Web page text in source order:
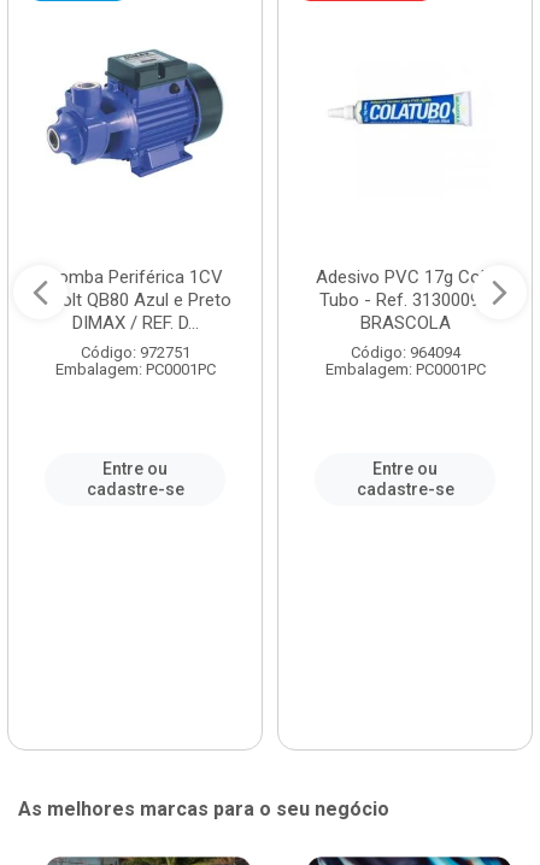
Bomba Periférica 1CV
Bivolt QB80 Azul e Preto
DIMAX / REF. D...
Código: 972751
Embalagem: PC0001PC
Entre ou
cadastre-se
Adesivo PVC 17g Cola
Tubo - Ref. 3130009 -
BRASCOLA
Código: 964094
Embalagem: PC0001PC
Entre ou
cadastre-se
As melhores marcas para o seu negócio